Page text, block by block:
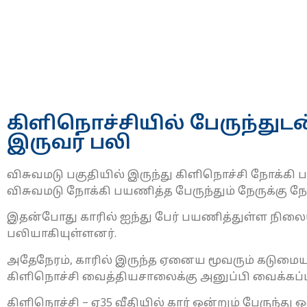
கிளிநொச்சியில்
இருவர் பலி
விசுவமடு பகுதியில் இருந்து கிளிநொச்சி
விசுவமடு நோக்கி பயணித்த பேருந்தும் நேருக்கு
இதன்போது காரில் ஐந்து பேர் பயணித்துள்ள
பலியாகியுள்ளனர்.
அதேநேரம், காரில் இருந்த ஏனைய மூவரும்
கிளிநொச்சி வைத்தியசாலைக்கு அனுப்பி
கிளிநொச்சி – ஏ35 வீதியில் கார் ஒன்றும்